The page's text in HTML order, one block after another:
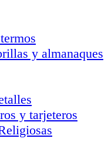
y almanaques
y tarjeteros